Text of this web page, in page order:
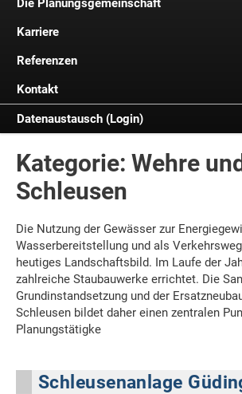
Die Planungsgemeinschaft
Geschichte
Geschäftsleitung
Ausstattung
Mitgliedschaften
Karriere
Jobs und Stellenangebote
PTW als Arbeitgeber
Studenten & Azubis
Referenzen
Fluss- und Kanalbau
Hafenbau und Liegestellen
Wehre und Schleusen
Fischaufstiege
Gewässerinstandsetzung
Ingenieurbauwerke
Baugruben
Spezialtiefbau
Kontakt
Impressum
Datenaustausch (Login)
Kategorie: Wehre und
Schleusen
Die Nutzung der Gewässer zur
Wasserbereitstellung und als
heutiges Landschaftsbild. Im Laufe der
zahlreiche Staubauwerke errichtet. Die
Grundinstandsetzung und der
Schleusen bildet daher einen zentralen
Planungstätigke
Schleusenanlage